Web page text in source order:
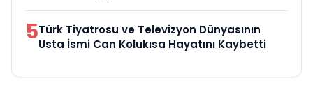
5Türk Tiyatrosu ve Televizyon Dünyasının
Usta İsmi Can Kolukısa Hayatını Kaybetti